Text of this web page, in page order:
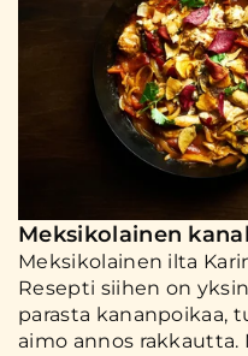
Meksikolainen
Meksikolainen ilta
Resepti siihen on
parasta kananpoikaa,
aimo annos rakkautta.